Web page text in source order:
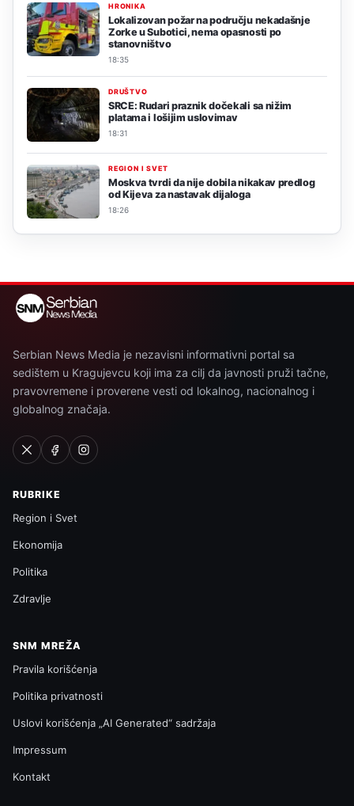
HRONIKA
Lokalizovan požar na području nekadašnje
Zorke u Subotici, nema opasnosti po
stanovništvo
18:35
DRUŠTVO
SRCE: Rudari praznik dočekali sa nižim
platama i lošijim uslovimav
18:31
REGION I SVET
Moskva tvrdi da nije dobila nikakav predlog
od Kijeva za nastavak dijaloga
18:26
Serbian News Media je nezavisni informativni portal sa
sedištem u Kragujevcu koji ima za cilj da javnosti pruži tačne,
pravovremene i proverene vesti od lokalnog, nacionalnog i
globalnog značaja.
RUBRIKE
Region i Svet
Ekonomija
Politika
Zdravlje
SNM MREŽA
Pravila korišćenja
Politika privatnosti
Uslovi korišćenja „AI Generated“ sadržaja
Impressum
Kontakt